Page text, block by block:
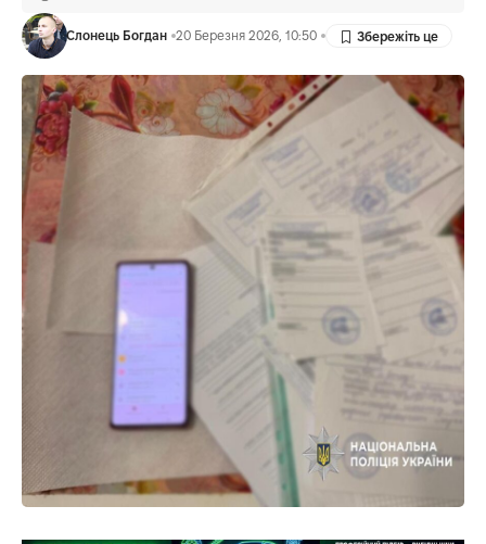
Слонець Богдан 20 Березня 2026, 10:50